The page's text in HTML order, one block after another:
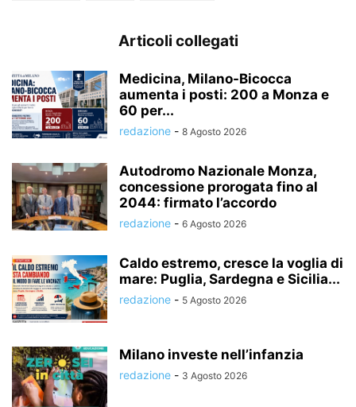
Articoli collegati
Medicina, Milano-Bicocca
aumenta i posti: 200 a Monza e
60 per...
redazione - 8 Agosto 2026
Autodromo Nazionale Monza,
concessione prorogata fino al
2044: firmato l’accordo
redazione - 6 Agosto 2026
Caldo estremo, cresce la voglia di
mare: Puglia, Sardegna e Sicilia...
redazione - 5 Agosto 2026
Milano investe nell’infanzia
redazione - 3 Agosto 2026